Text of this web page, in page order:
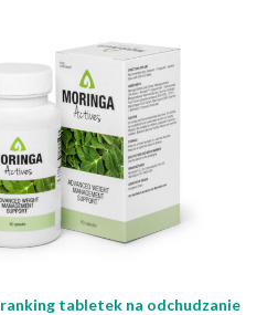
ranking tabletek na odchudzanie